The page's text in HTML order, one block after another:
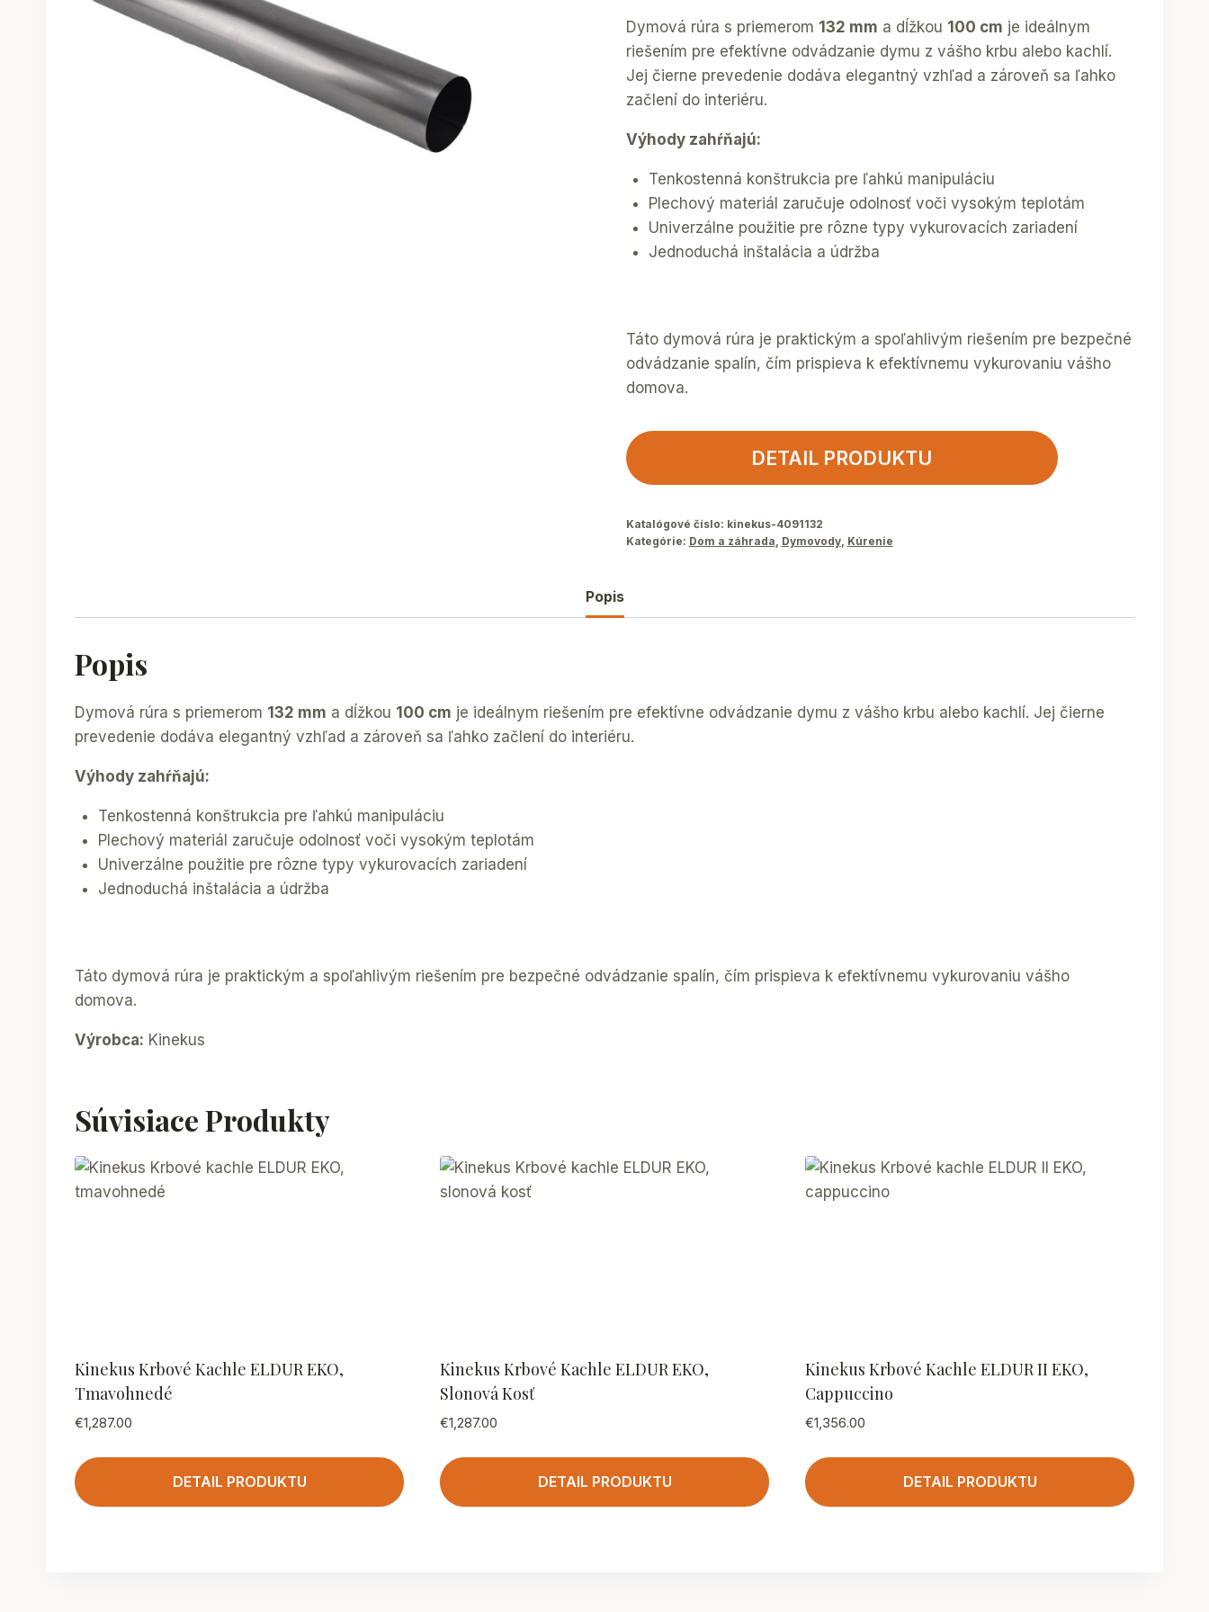
Dymová rúra s priemerom 132 mm a dĺžkou 100 cm je ideálnym
riešením pre efektívne odvádzanie dymu z vášho krbu alebo kachlí.
Jej čierne prevedenie dodáva elegantný vzhľad a zároveň sa ľahko
začlení do interiéru.
Výhody zahŕňajú:
Tenkostenná konštrukcia pre ľahkú manipuláciu
Plechový materiál zaručuje odolnosť voči vysokým teplotám
Univerzálne použitie pre rôzne typy vykurovacích zariadení
Jednoduchá inštalácia a údržba
Táto dymová rúra je praktickým a spoľahlivým riešením pre bezpečné
odvádzanie spalín, čím prispieva k efektívnemu vykurovaniu vášho
domova.
DETAIL PRODUKTU
Katalógové číslo: kinekus-4091132
Kategórie: Dom a záhrada Dymovody, Kúrenie
Popis
Popis
Dymová rúra s priemerom 132 mm a dĺžkou 100 cm je ideálnym riešením pre efektívne odvádzanie dymu z vášho krbu alebo kachlí. Jej čierne
prevedenie dodáva elegantný vzhľad a zároveň sa ľahko začlení do interiéru.
Výhody zahŕňajú:
Tenkostenná konštrukcia pre ľahkú manipuláciu
Plechový materiál zaručuje odolnosť voči vysokým teplotám
Univerzálne použitie pre rôzne typy vykurovacích zariadení
Jednoduchá inštalácia a údržba
Táto dymová rúra je praktickým a spoľahlivým riešením pre bezpečné odvádzanie spalín, čím prispieva k efektívnemu vykurovaniu vášho
domova.
Výrobca: Kinekus
Súvisiace Produkty
Kinekus Krbové Kachle ELDUR EKO,
Tmavohnedé
€1,287.00
DETAIL PRODUKTU
Kinekus Krbové Kachle ELDUR EKO,
Slonová Kosť
€1,287.00
DETAIL PRODUKTU
Kinekus Krbové Kachle ELDUR II EKO,
Cappuccino
€1,356.00
DETAIL PRODUKTU